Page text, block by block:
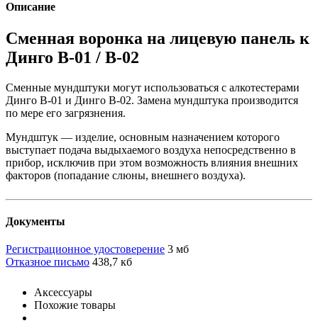
Описание
Cменная воронка на лицевую панель к
Динго В-01 / В-02
Сменные мундштуки могут использоваться с алкотестерами
Динго В-01 и Динго В-02. Замена мундштука производится
по мере его загрязнения.
Мундштук — изделие, основным назначением которого
выступает подача выдыхаемого воздуха непосредственно в
прибор, исключив при этом возможность влияния внешних
факторов (попадание слюны, внешнего воздуха).
Документы
Регистрационное удостоверение 3 мб
Отказное письмо 438,7 кб
Аксессуары
Похожие товары